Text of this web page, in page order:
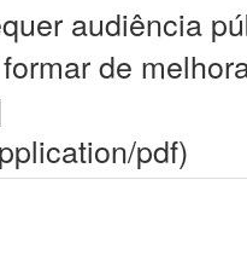
audiência
de
pdf)